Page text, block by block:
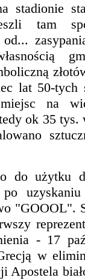
stadionie
tam
lat 50-tych
na
ok 35 tys.
do użytku
"GOOOL".
- 17
w
Apostela